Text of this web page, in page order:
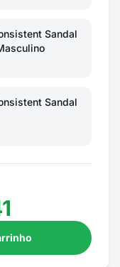
Sandal
Sandal